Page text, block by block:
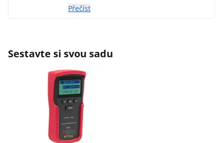
Přečíst
Sestavte si svou sadu